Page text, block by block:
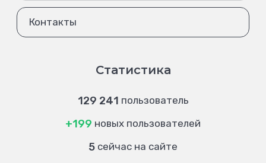
Контакты
Статистика
129 241 пользователь
+199 новых пользователей
5 сейчас на сайте